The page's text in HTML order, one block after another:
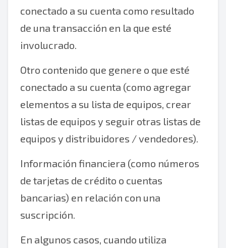
conectado a su cuenta como resultado
de una transacción en la que esté
involucrado.
Otro contenido que genere o que esté
conectado a su cuenta (como agregar
elementos a su lista de equipos, crear
listas de equipos y seguir otras listas de
equipos y distribuidores / vendedores).
Información financiera (como números
de tarjetas de crédito o cuentas
bancarias) en relación con una
suscripción.
En algunos casos, cuando utiliza